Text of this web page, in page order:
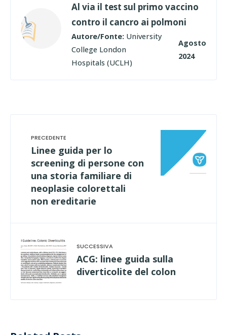
Al via il test sul primo vaccino
contro il cancro ai polmoni
Autore/Fonte: University
College London
Hospitals (UCLH)
Agosto
2024
Linee guida per lo
screening di persone con
una storia familiare di
neoplasie colorettali
non ereditarie
ACG: linee guida sulla
diverticolite del colon